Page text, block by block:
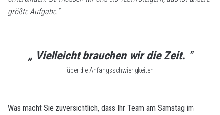
größte Aufgabe.“
„ Vielleicht brauchen wir die Zeit. ”
über die Anfangsschwierigkeiten
Was macht Sie zuversichtlich, dass Ihr Team am Samstag im